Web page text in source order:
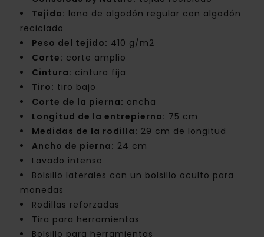
Tejido: lona de algodón regular con algodón
reciclado
Peso del tejido: 410 g/m2
Corte: corte amplio
Cintura: cintura fija
Tiro: tiro bajo
Corte de la pierna: ancha
Longitud de la entrepierna: 75 cm
Medidas de la rodilla: 29 cm de longitud
Ancho de pierna: 24 cm
Lavado intenso
Bolsillo laterales con un bolsillo oculto para
monedas
Rodillas reforzadas
Tira para herramientas
Bolsillo para herramientas